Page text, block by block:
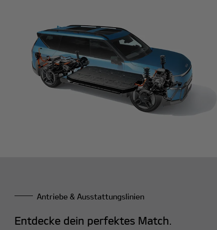
Antriebe & Ausstattungslinien
Entdecke dein perfektes Match.